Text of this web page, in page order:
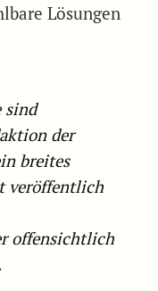
Lösungen
sind
der
breites
veröffentlich
offensichtlich